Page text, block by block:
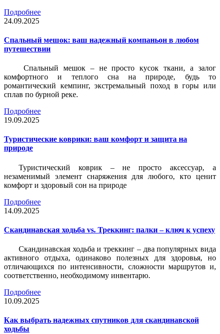
Подробнее
24.09.2025
Спальный мешок: ваш надежный компаньон в любом
путешествии
Спальный мешок – не просто кусок ткани, а залог
комфортного и теплого сна на природе, будь то
романтический кемпинг, экстремальный поход в горы или
сплав по бурной реке.
Подробнее
19.09.2025
Туристические коврики: ваш комфорт и защита на
природе
Туристический коврик – не просто аксессуар, а
незаменимый элемент снаряжения для любого, кто ценит
комфорт и здоровый сон на природе
Подробнее
14.09.2025
Скандинавская ходьба vs. Треккинг: палки – ключ к успеху
Скандинавская ходьба и треккинг – два популярных вида
активного отдыха, одинаково полезных для здоровья, но
отличающихся по интенсивности, сложности маршрутов и,
соответственно, необходимому инвентарю.
Подробнее
10.09.2025
Как выбрать надежных спутников для скандинавской
ходьбы